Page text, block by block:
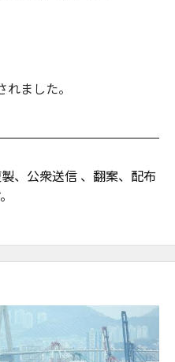
ました。
、公衆送信 、翻案、配布